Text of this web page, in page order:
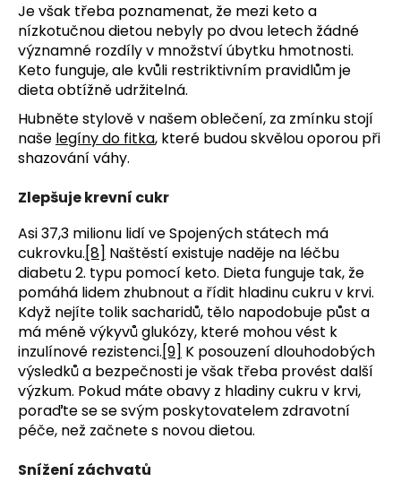
Je však třeba poznamenat, že mezi keto a
nízkotučnou dietou nebyly po dvou letech žádné
významné rozdíly v množství úbytku hmotnosti.
Keto funguje, ale kvůli restriktivním pravidlům je
dieta obtížně udržitelná.
Hubněte stylově v našem oblečení, za zmínku stojí
naše legíny do fitka, které budou skvělou oporou při
shazování váhy.
Zlepšuje krevní cukr
Asi 37,3 milionu lidí ve Spojených státech má
cukrovku.[8] Naštěstí existuje naděje na léčbu
diabetu 2. typu pomocí keto. Dieta funguje tak, že
pomáhá lidem zhubnout a řídit hladinu cukru v krvi.
Když nejíte tolik sacharidů, tělo napodobuje půst a
má méně výkyvů glukózy, které mohou vést k
inzulínové rezistenci.[9] K posouzení dlouhodobých
výsledků a bezpečnosti je však třeba provést další
výzkum. Pokud máte obavy z hladiny cukru v krvi,
poraďte se se svým poskytovatelem zdravotní
péče, než začnete s novou dietou.
Snížení záchvatů